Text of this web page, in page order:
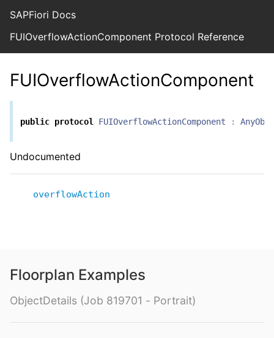
SAPFiori Docs
FUIOverflowActionComponent Protocol Reference
FUIOverflowActionComponent
public protocol FUIOverflowActionComponent :
Undocumented
overflowAction
Floorplan Examples
ObjectDetails (Job 819701 - Portrait)